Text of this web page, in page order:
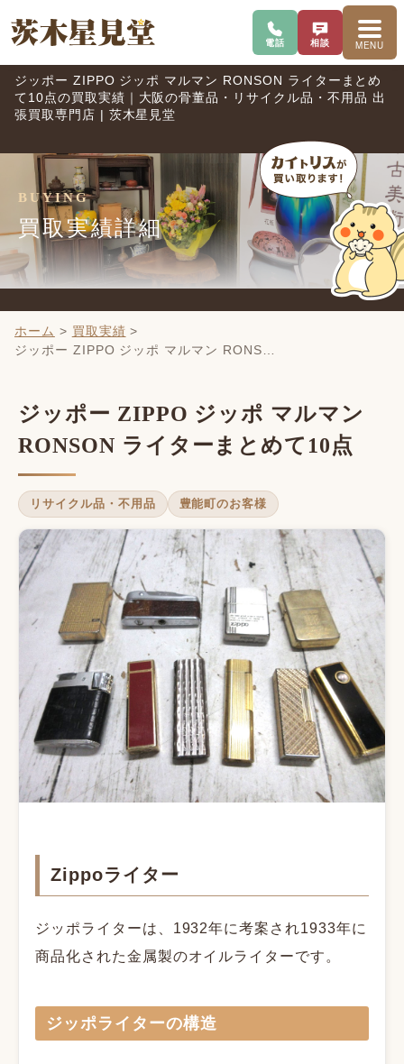
電話で問い合わせ
電話 査定を相談
相談 MENUメニ
ジッポー ZIPPO ジッポ マルマン RONSON ライターまとめ
て10点の買取実績｜大阪の骨董品・リサイクル品・不用品 出
張買取専門店 | 茨木星見堂
BUYING
買取実績詳細
ホーム > 買取実績 >
ジッポー ZIPPO ジッポ マルマン RONS…
ジッポー ZIPPO ジッポ マルマン
RONSON ライターまとめて10点
リサイクル品・不用品 豊能町のお客様
Zippoライター
ジッポライターは、1932年に考案され1933年に
商品化された金属製のオイルライターです。
ジッポライターの構造